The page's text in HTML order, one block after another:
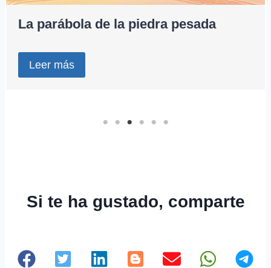
La parábola de la piedra pesada
Leer más
Si te ha gustado, comparte